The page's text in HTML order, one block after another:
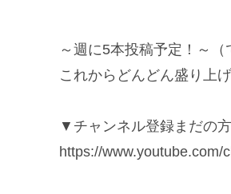
～週に5本投稿予定！～（
これからどんどん盛り上
▼チャンネル登録まだの
https://www.youtube.com/